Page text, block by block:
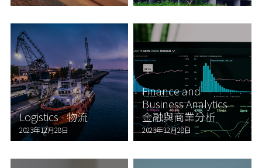
Logistics - 物流
2023年12月28日
Finance and
Business Analytics -
金融與商業分析
2023年12月28日